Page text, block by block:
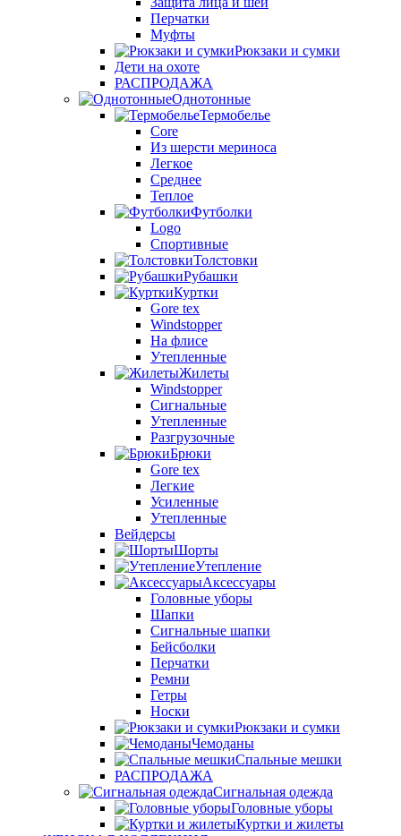
Перчатки
Муфты
Рюкзаки и сумки
Дети на охоте
РАСПРОДАЖА
Однотонные
Термобелье
Core
Из шерсти мериноса
Легкое
Среднее
Теплое
Футболки
Logo
Спортивные
Толстовки
Рубашки
Куртки
Gore tex
Windstopper
На флисе
Утепленные
Жилеты
Windstopper
Сигнальные
Утепленные
Разгрузочные
Брюки
Gore tex
Легкие
Усиленные
Утепленные
Вейдерсы
Шорты
Утепление
Аксессуары
Головные уборы
Шапки
Сигнальные шапки
Бейсболки
Перчатки
Ремни
Гетры
Носки
Рюкзаки и сумки
Чемоданы
Спальные мешки
РАСПРОДАЖА
Сигнальная одежда
Головные уборы
Куртки и жилеты